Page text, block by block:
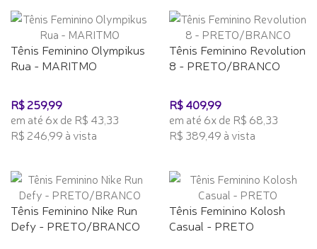
Tênis Feminino Olympikus
Rua - MARITMO
R$ 259,99
em até 6x de R$ 43,33
R$ 246,99 à vista
Tênis Feminino Revolution
8 - PRETO/BRANCO
R$ 409,99
em até 6x de R$ 68,33
R$ 389,49 à vista
Tênis Feminino Nike Run
Defy - PRETO/BRANCO
Tênis Feminino Kolosh
Casual - PRETO